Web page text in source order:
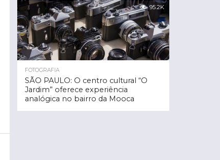
95.2K
FOTOGRAFIA
SÃO PAULO: O centro cultural “O
Jardim” oferece experiência
analógica no bairro da Mooca